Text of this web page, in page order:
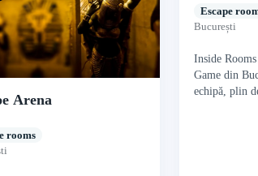
Arena
rooms
Escape
București
Inside
Game din
echipă, plin